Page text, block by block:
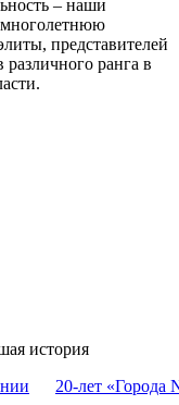
– наши
многолетнюю
представителей
различного ранга в
история
20-лет «Города